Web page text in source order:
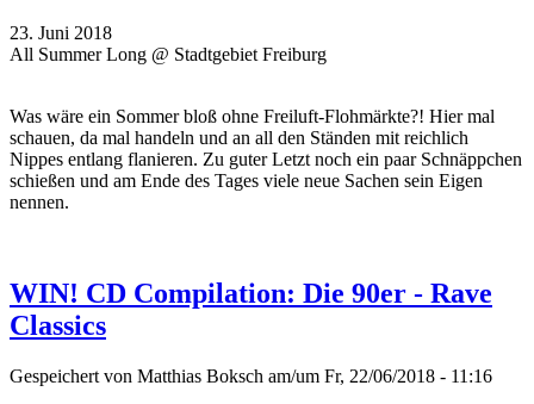
23. Juni 2018
All Summer Long @ Stadtgebiet Freiburg
Was wäre ein Sommer bloß ohne Freiluft-Flohmärkte?! Hier mal
schauen, da mal handeln und an all den Ständen mit reichlich
Nippes entlang flanieren. Zu guter Letzt noch ein paar Schnäppchen
schießen und am Ende des Tages viele neue Sachen sein Eigen
nennen.
WIN! CD Compilation: Die 90er - Rave
Classics
Gespeichert von Matthias Boksch am/um Fr, 22/06/2018 - 11:16